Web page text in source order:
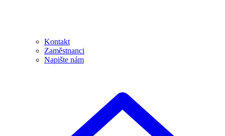
Kontakt
Zaměstnanci
Napište nám